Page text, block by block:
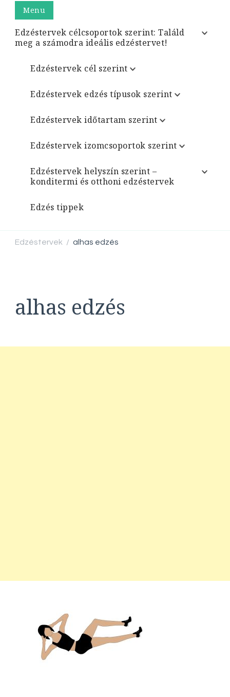
Menu
Edzéstervek célcsoportok szerint: Találd
meg a számodra ideális edzéstervet!
Edzéstervek cél szerint
Edzéstervek edzés típusok szerint
Edzéstervek időtartam szerint
Edzéstervek izomcsoportok szerint
Edzéstervek helyszín szerint –
konditermi és otthoni edzéstervek
Edzés tippek
Edzéstervek / alhas edzés
alhas edzés